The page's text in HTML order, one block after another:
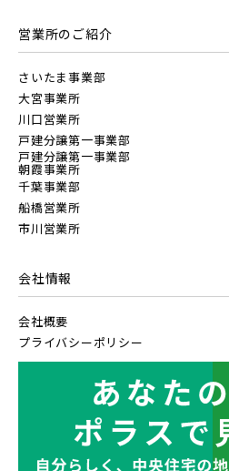
営業所のご紹介
さいたま事業部
大宮事業所
川口営業所
戸建分譲第一事業部
戸建分譲第一事業部
朝霞事業所
千葉事業部
船橋営業所
市川営業所
会社情報
会社概要
プライバシーポリシー